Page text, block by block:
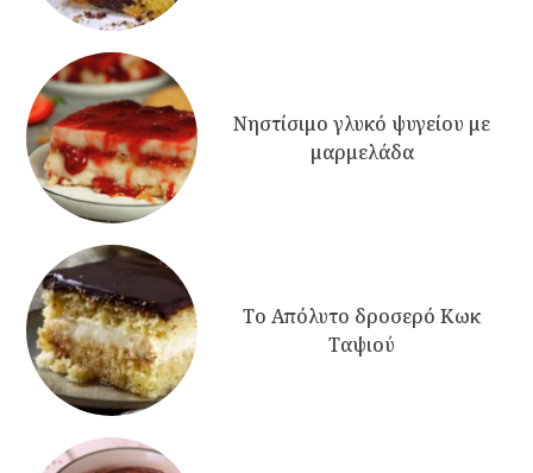
Νηστίσιμο γλυκό ψυγείου με
μαρμελάδα
Το Απόλυτο δροσερό Κωκ
Ταψιού